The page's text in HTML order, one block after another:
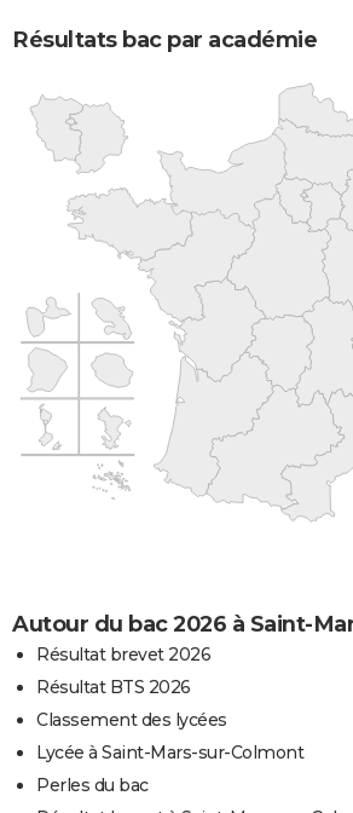
Résultats bac par académie
Autour du bac 2026 à Saint-
Résultat brevet 2026
Résultat BTS 2026
Classement des lycées
Lycée à Saint-Mars-sur-Colmont
Perles du bac